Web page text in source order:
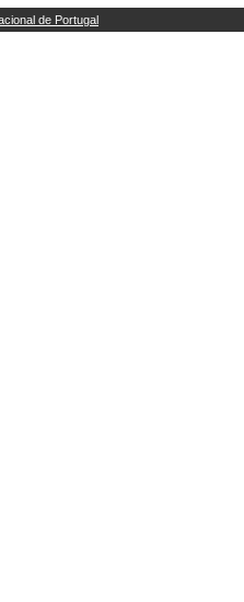
de Portugal